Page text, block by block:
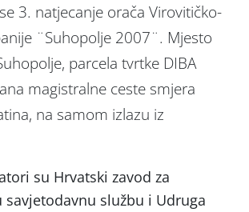
3. natjecanje orača Virovitičko-
¨Suhopolje 2007¨. Mjesto
parcela tvrtke DIBA
magistralne ceste smjera
na samom izlazu iz
su Hrvatski zavod za
službu i Udruga